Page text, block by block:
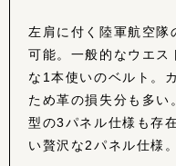
左肩に付く陸軍航空
可能。一般的なウエス
な1本使いのベルト。
ため革の損失分も多
型の3パネル仕様も存
い贅沢な2パネル仕様。